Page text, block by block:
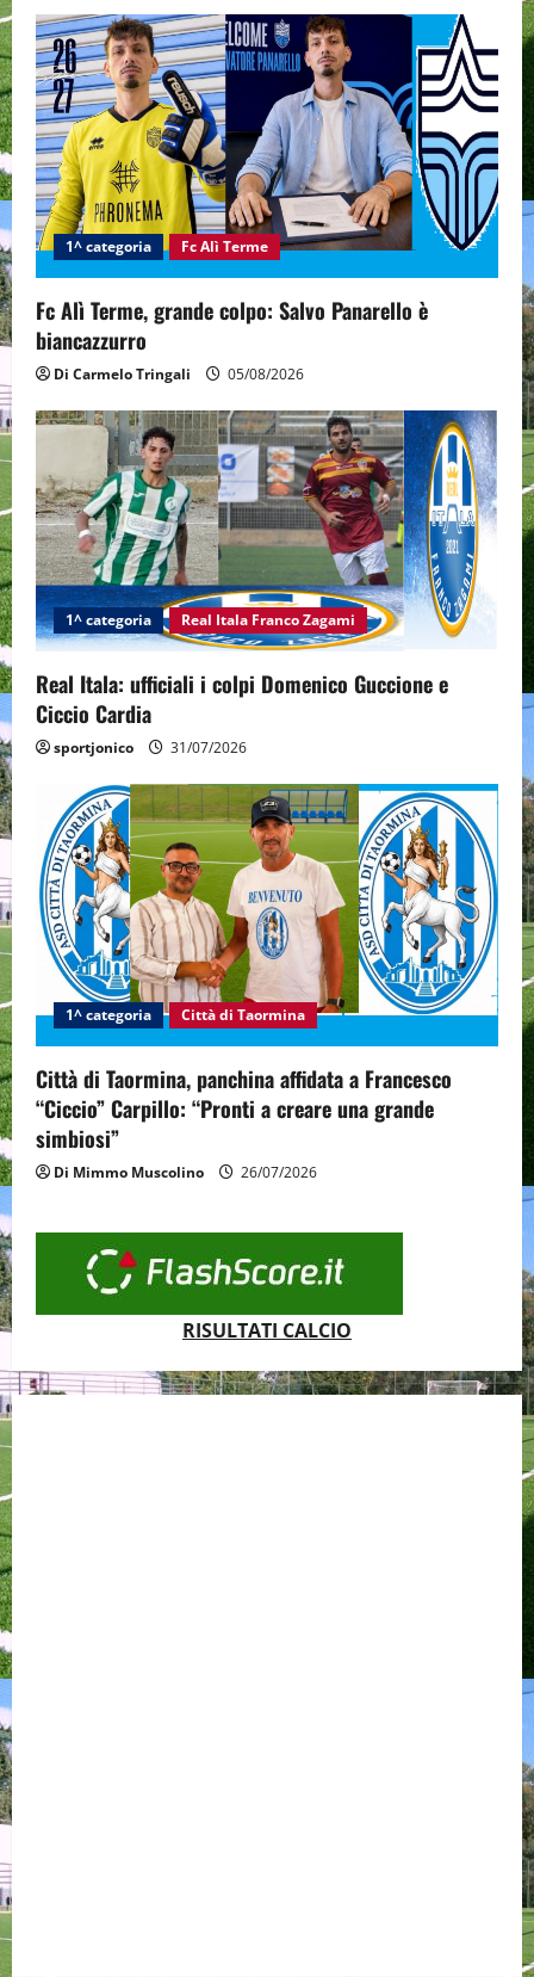
i
g
a
t
i
o
n
1^ categoria Fc Alì Terme
Fc Alì Terme, grande colpo: Salvo Panarello è
biancazzurro
Di Carmelo Tringali 05/08/2026
1^ categoria Real Itala Franco Zagami
Real Itala: ufficiali i colpi Domenico Guccione e
Ciccio Cardia
sportjonico 31/07/2026
1^ categoria Città di Taormina
Città di Taormina, panchina affidata a Francesco
“Ciccio” Carpillo: “Pronti a creare una grande
simbiosi”
Di Mimmo Muscolino 26/07/2026
RISULTATI CALCIO